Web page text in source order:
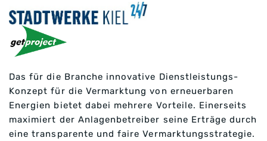
Das für die Branche innovative Dienstleistungs-
Konzept für die Vermarktung von erneuerbaren
Energien bietet dabei mehrere Vorteile. Einerseits
maximiert der Anlagenbetreiber seine Erträge durch
eine transparente und faire Vermarktungsstrategie.